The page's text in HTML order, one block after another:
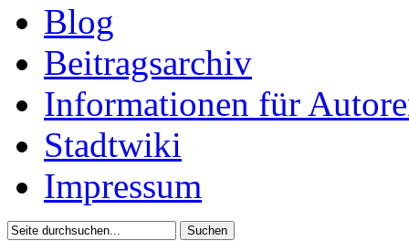
Blog
Beitragsarchiv
Informationen für
Stadtwiki
Impressum